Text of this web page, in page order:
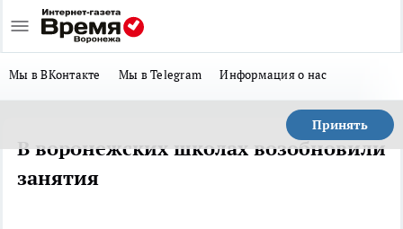
Мы в ВКонтакте Мы в Telegram Информация о нас
Принять
В воронежских школах возобновили
занятия